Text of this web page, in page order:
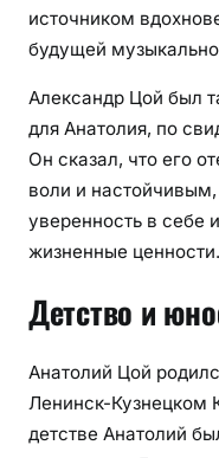
источником
будущей
Александр Цой был
для Анатолия, по
Он сказал, что его
воли и
уверенность в себе
жизненные ценности.
Детство и
Анатолий Цой
Ленинск-Кузнецком
детстве Анатолий